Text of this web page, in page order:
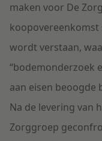
maken voor De
koopovereenkomst
wordt verstaan,
“bodemonderzoek
aan eisen beoogde
Na de levering van
Zorggroep